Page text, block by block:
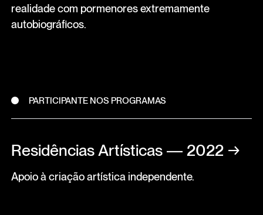
realidade com pormenores extremamente
autobiográficos.
PARTICIPANTE NOS PROGRAMAS
Residências Artísticas — 2022 →
Apoio à criação artística independente.